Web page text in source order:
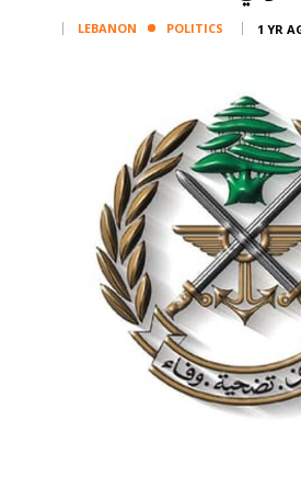
Corporate 1 YR
LEBANON
POLITICS